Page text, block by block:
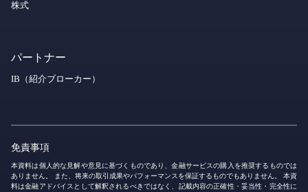
株式
パートナー
IB（紹介ブローカー）
免責事項
本資料は個人的な見解や意見に基づくものであり、金融サービスの購入を推奨するものでは
ありません。 また、将来の取引成果やパフォーマンスを保証するものでもありません。 本資
料は金融アドバイスとして解釈されるべきではなく、記載内容の正確性・妥当性・完全性に